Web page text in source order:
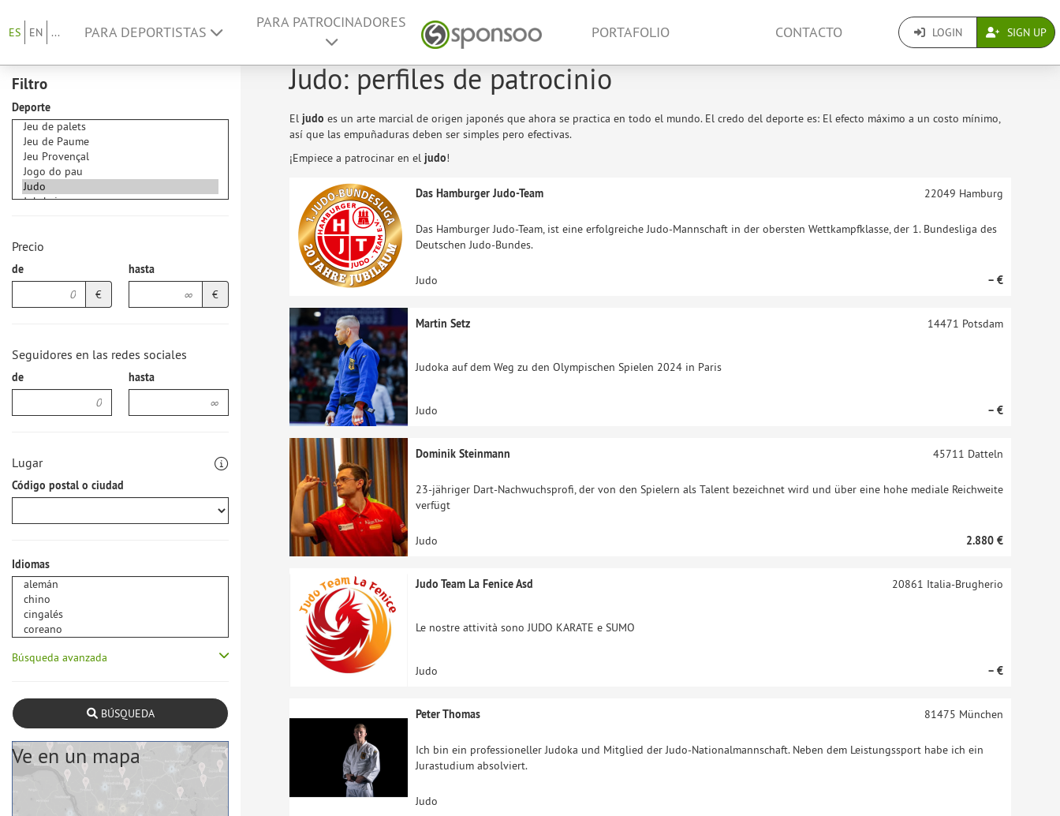
ES EN ... PARA DEPORTISTAS
PARA PATROCINADORES
PORTAFOLIO CONTACTO LOGIN SIGN UP
Filtro
Deporte
Precio
de
€
hasta
€
Seguidores en las redes sociales
de hasta
Lugar
Código postal o ciudad
Idiomas
Búsqueda avanzada
BÚSQUEDA
Ve en un mapa
Judo: perfiles de patrocinio
El judo es un arte marcial de origen japonés que ahora se practica en todo el mundo. El credo del deporte es: El efecto máximo a un costo mínimo,
así que las empuñaduras deben ser simples pero efectivas.
¡Empiece a patrocinar en el judo!
Das Hamburger Judo-Team
Das Hamburger Judo-Team, ist eine erfolgreiche Judo-Mannschaft in der obersten Wettkampfklasse, der 1. Bundesliga des
Deutschen Judo-Bundes.
22049 Hamburg
Judo – €
Martin Setz
Judoka auf dem Weg zu den Olympischen Spielen 2024 in Paris
14471 Potsdam
Judo – €
Dominik Steinmann
23-jähriger Dart-Nachwuchsprofi, der von den Spielern als Talent bezeichnet wird und über eine hohe mediale Reichweite
verfügt
45711 Datteln
Judo 2.880 €
Judo Team La Fenice Asd
Le nostre attività sono JUDO KARATE e SUMO
20861 Italia-Brugherio
Judo – €
Peter Thomas
Ich bin ein professioneller Judoka und Mitglied der Judo-Nationalmannschaft. Neben dem Leistungssport habe ich ein
Jurastudium absolviert.
81475 München
Judo